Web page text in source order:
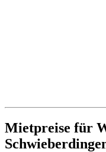
Mietpreise für